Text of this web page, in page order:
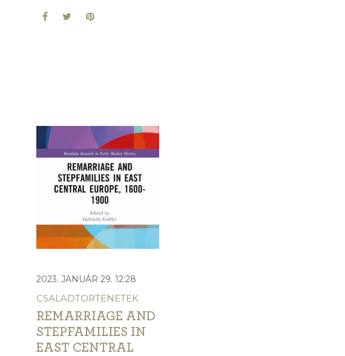
2023. JANUÁR 29. 12:28
CSALADTORTENETEK
REMARRIAGE AND
STEPFAMILIES IN
EAST CENTRAL